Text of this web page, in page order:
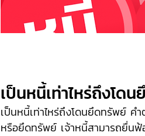
เป็นหนี้เท่าไหร่ถึงโด
เป็นหนี้เท่าไหร่ถึงโดนยึดทรัพย์ ค
หรือยึดทรัพย์ เจ้าหนี้สามารถยื่นฟ้